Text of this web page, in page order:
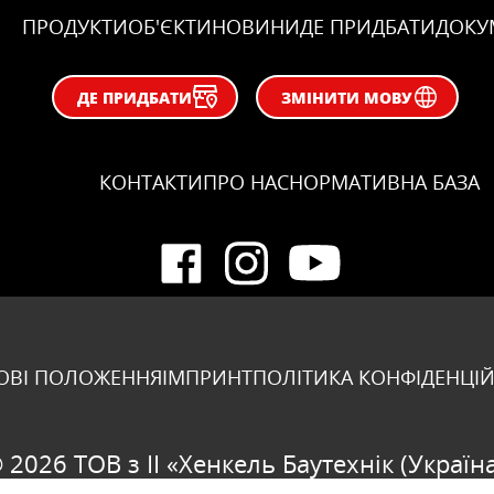
ПРОДУКТИОБ'ЄКТИНОВИНИДЕ ПРИДБАТИ
ДЕ ПРИДБАТИ ЗМІНИТИ МОВУ
КОНТАКТИПРО НАСНОРМАТИВНА БАЗА
ПОЛОЖЕННЯІМПРИНТПОЛІТИКА
ТОВ з ІІ «Хенкель Баутехнік